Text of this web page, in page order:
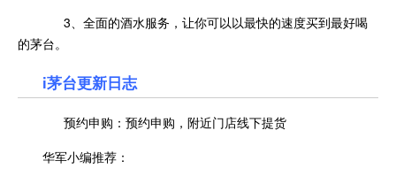
3、全面的酒水服务，让你可以以最快的速度买到最好喝
的茅台。
i茅台更新日志
预约申购：预约申购，附近门店线下提货
华军小编推荐：